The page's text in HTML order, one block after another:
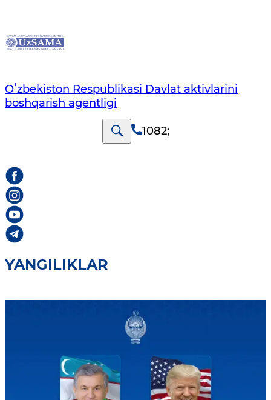
Oʻzbekiston Respublikasi Davlat aktivlarini
boshqarish agentligi
1082;
YANGILIKLAR